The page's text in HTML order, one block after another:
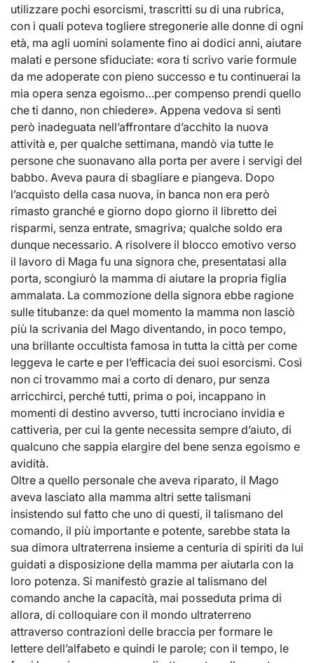
utilizzare pochi esorcismi, trascritti su di una rubrica,
con i quali poteva togliere stregonerie alle donne di ogni
età, ma agli uomini solamente fino ai dodici anni, aiutare
malati e persone sfiduciate: «ora ti scrivo varie formule
da me adoperate con pieno successo e tu continuerai la
mia opera senza egoismo…per compenso prendi quello
che ti danno, non chiedere». Appena vedova si sentì
però inadeguata nell’affrontare d’acchito la nuova
attività e, per qualche settimana, mandò via tutte le
persone che suonavano alla porta per avere i servigi del
babbo. Aveva paura di sbagliare e piangeva. Dopo
l’acquisto della casa nuova, in banca non era però
rimasto granché e giorno dopo giorno il libretto dei
risparmi, senza entrate, smagriva; qualche soldo era
dunque necessario. A risolvere il blocco emotivo verso
il lavoro di Maga fu una signora che, presentatasi alla
porta, scongiurò la mamma di aiutare la propria figlia
ammalata. La commozione della signora ebbe ragione
sulle titubanze: da quel momento la mamma non lasciò
più la scrivania del Mago diventando, in poco tempo,
una brillante occultista famosa in tutta la città per come
leggeva le carte e per l’efficacia dei suoi esorcismi. Così
non ci trovammo mai a corto di denaro, pur senza
arricchirci, perché tutti, prima o poi, incappano in
momenti di destino avverso, tutti incrociano invidia e
cattiveria, per cui la gente necessita sempre d’aiuto, di
qualcuno che sappia elargire del bene senza egoismo e
avidità.
Oltre a quello personale che aveva riparato, il Mago
aveva lasciato alla mamma altri sette talismani
insistendo sul fatto che uno di questi, il talismano del
comando, il più importante e potente, sarebbe stata la
sua dimora ultraterrena insieme a centuria di spiriti da lui
guidati a disposizione della mamma per aiutarla con la
loro potenza. Si manifestò grazie al talismano del
comando anche la capacità, mai posseduta prima di
allora, di colloquiare con il mondo ultraterreno
attraverso contrazioni delle braccia per formare le
lettere dell’alfabeto e quindi le parole; con il tempo, le